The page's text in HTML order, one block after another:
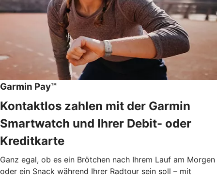
Garmin Pay™
Kontaktlos zahlen mit der Garmin
Smartwatch und Ihrer Debit- oder
Kreditkarte
Ganz egal, ob es ein Brötchen nach Ihrem Lauf am Morgen
oder ein Snack während Ihrer Radtour sein soll – mit